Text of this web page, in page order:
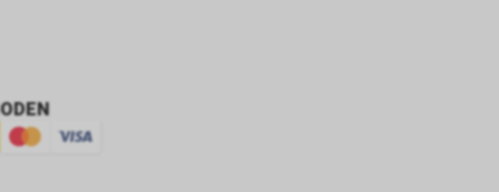
zu den
nur